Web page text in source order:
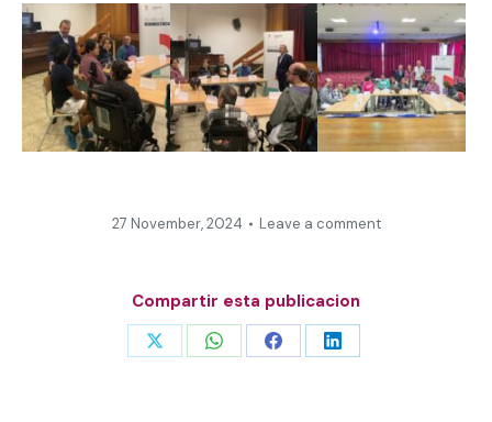
27 November, 2024 Leave a comment
Compartir esta publicacion
Share Share Share Share